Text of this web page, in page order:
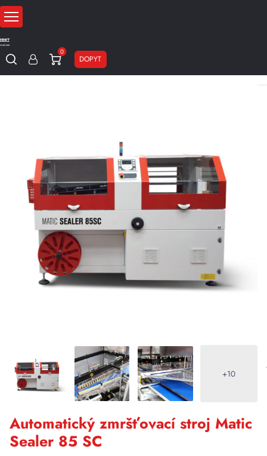
0
DOPYT
+10
Automatický zmršťovací stroj Matic
Sealer 85 SC